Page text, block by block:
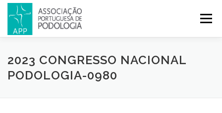
Menu
APP PODOLOGIA LICENCIATURA EM PODOLOGIA
2023 CONGRESSO NACIONAL
PODOLOGIA-0980